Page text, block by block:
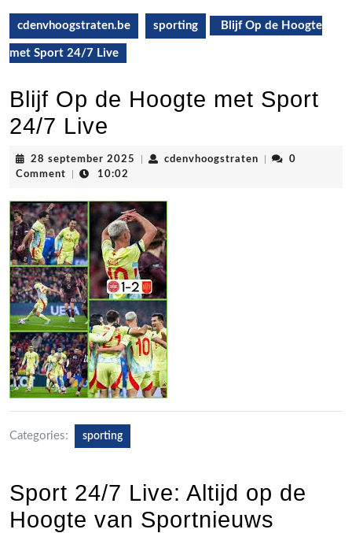
cdenvhoogstraten.be sporting Blijf Op de Hoogte
met Sport 24/7 Live
Blijf Op de Hoogte met Sport
24/7 Live
28 september 2025 28
cdenvhoogstraten cdenvhoogstraten
0
Comment
10:02
Categories: sporting
Sport 24/7 Live: Altijd op de
Hoogte van Sportnieuws